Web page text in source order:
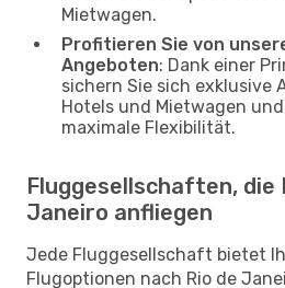
Mietwagen.
Profitieren Sie von
Angeboten: Dank einer
sichern Sie sich exklusive
Hotels und Mietwagen
maximale Flexibilität.
Fluggesellschaften, die
Janeiro anfliegen
Jede Fluggesellschaft bietet
Flugoptionen nach Rio de